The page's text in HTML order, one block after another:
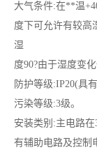
大气条件:在**温
度下可允许有较
湿
度90?由于湿度变
防护等级:IP20(具
污染等级:3级。
安装类别:主电路
有辅助电路及控制